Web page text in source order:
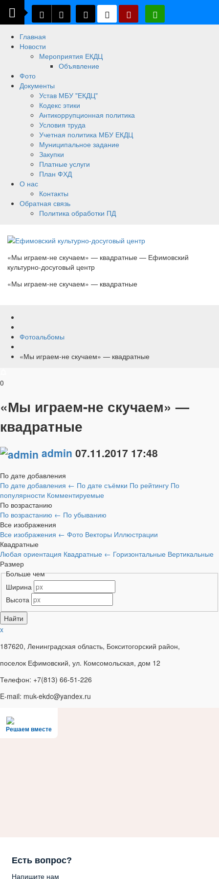
Главная
Новости
Мероприятия ЕКДЦ
Объявление
Фото
Документы
Устав МБУ "ЕКДЦ"
Кодекс этики
Антикоррупционная политика
Условия труда
Учетная политика МБУ ЕКДЦ
Муниципальное задание
Закупки
Платные услуги
План ФХД
О нас
Контакты
Обратная связь
Политика обработки ПД
«Мы играем-не скучаем» — квадратные — Ефимовский
культурно-досуговый центр
«Мы играем-не скучаем» — квадратные
Фотоальбомы
«Мы играем-не скучаем» — квадратные
0
«Мы играем-не скучаем» —
квадратные
admin 07.11.2017 17:48
По дате добавления
По дате добавления ← По дате съёмки По рейтингу По
популярности Комментируемые
По возрастанию
По возрастанию ← По убыванию
Все изображения
Все изображения ← Фото Векторы Иллюстрации
Квадратные
Любая ориентация Квадратные ← Горизонтальные Вертикальные
Размер
Больше чем
Ширина
Высота
x
187620, Ленинградская область, Бокситогорский район,
поселок Ефимовский, ул. Комсомольская, дом 12
Телефон: +7(813) 66-51-226
E-mail: muk-ekdc@yandex.ru
Решаем вместе
Есть вопрос?
Напишите нам